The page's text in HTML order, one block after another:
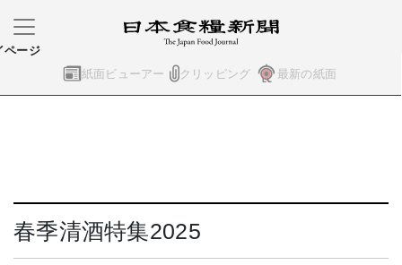
紙面ビューアー クリッピング 最新の紙面
ページ
春季清酒特集2025